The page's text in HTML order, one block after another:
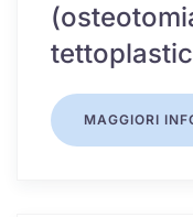
MAGGIORI